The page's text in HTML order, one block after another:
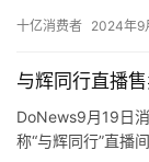
黄先生称，自己7
黄先生把这部小米
提供了一张照片，
十亿消费者 2024年9
与辉同行直播
DoNews9月19日
称“与辉同行”直播